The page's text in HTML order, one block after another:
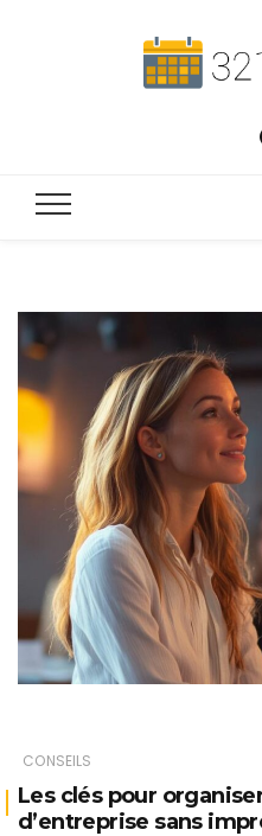
Préparez parfaitement
CONSEILS
Les clés pour
d’entreprise sans